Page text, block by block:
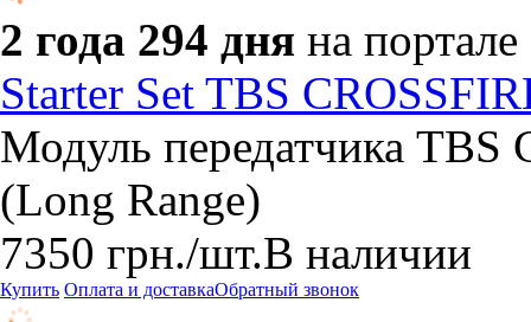
2 года 294 дня на портале
Starter Set TBS
Модуль передатчика
(Long Range)
7350 грн./шт.В наличии
Купить Оплата и доставкаОбратный звонок